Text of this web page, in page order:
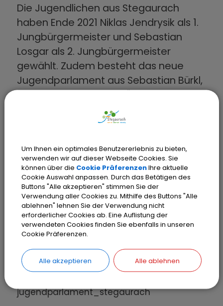
Die Jugendlichen aus Stegaurach
haben Ende 2021 Niklas Jendrysik als 1.
Jungbürgermeister und Sebastian
Losgar als 2. Jungbürgermeister
gewählt. Zudem besteht das neue
Jugendparlament aus Sebastian Bürkl,
Simon Schmitt, Tobias Übel, Noah
Wicht und Laura Lustig. Somit startet
das Jugendparlament Stegaurach nun
Wir möchten uns bei allen Jugendlichen,
die mitgewählt haben, bedanken!
Die letzten Aktionen des Jugendparlaments
waren u.a. das Sommerkino OpenAir sowie
eine Infoveranstaltung zur Neuwahl.
Um Aktuelles mitzubekommen, folgt uns
gerne auf unserer
Homepageoder auch
jugendparlament_stegaurach
Um Ihnen ein optimales Benutzererlebnis zu bieten,
verwenden wir auf dieser Webseite Cookies. Sie
können über die Cookie PräferenzenIhre aktuelle
Cookie Auswahl anpassen. Durch das Betätigen des
Buttons "Alle akzeptieren" stimmen Sie der
Verwendung aller Cookies zu. Mithilfe des Buttons "Alle
ablehnen" lehnen Sie der Verwendung nicht
erforderlicher Cookies ab. Eine Auflistung der
verwendeten Cookies finden Sie ebenfalls in unseren
Cookie Präferenzen.
Alle akzeptieren Alle ablehnen